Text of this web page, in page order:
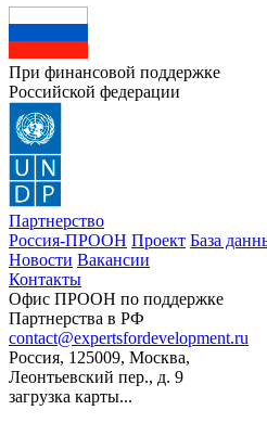
При финансовой поддержке
Российской федерации
Партнерство
Россия-ПРООН Проект База
Новости Вакансии
Контакты
Офис ПРООН по поддержке
Партнерства в РФ
contact@expertsfordevelopment.ru
Россия, 125009, Москва,
Леонтьевский пер., д. 9
загрузка карты...